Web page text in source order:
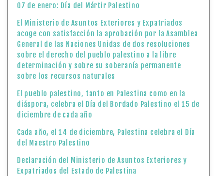
07 de enero: Día del Mártir Palestino
El Ministerio de Asuntos Exteriores y Expatriados
acoge con satisfacción la aprobación por la Asamblea
General de las Naciones Unidas de dos resoluciones
sobre el derecho del pueblo palestino a la libre
determinación y sobre su soberanía permanente
sobre los recursos naturales
El pueblo palestino, tanto en Palestina como en la
diáspora, celebra el Día del Bordado Palestino el 15 de
diciembre de cada año
Cada año, el 14 de diciembre, Palestina celebra el Día
del Maestro Palestino
Declaración del Ministerio de Asuntos Exteriores y
Expatriados del Estado de Palestina